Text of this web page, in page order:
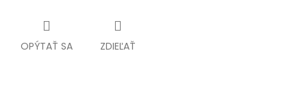
OPÝTAŤ SA ZDIEĽAŤ